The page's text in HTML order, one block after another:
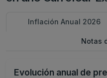
Inflación Anual 2026
Notas
Evolución anual de